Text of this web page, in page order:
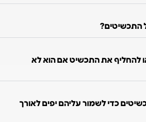
התכשיטים?
להחליף את התכשיט אם הוא לא
כדי לשמור עליהם יפים לאורך